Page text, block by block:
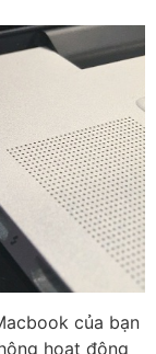
của bạn
hoạt động